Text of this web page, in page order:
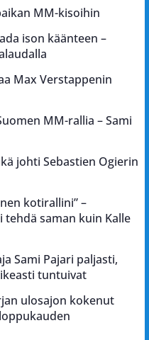
MM-kisoihin
ison käänteen –
Max Verstappenin
MM-rallia – Sami
johti Sebastien Ogierin
kotirallini” –
saman kuin Kalle
Sami Pajari paljasti,
tuntuivat
ulosajon kokenut